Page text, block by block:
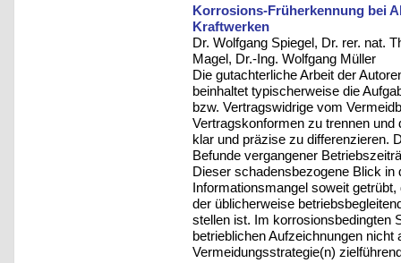
Korrosions-Früherkennung bei
Kraftwerken
Dr. Wolfgang Spiegel, Dr. rer. nat.
Magel, Dr.-Ing. Wolfgang Müller
Die gutachterliche Arbeit der
beinhaltet typischerweise die
bzw. Vertragswidrige vom
Vertragskonformen zu trennen
klar und präzise zu differenzieren.
Befunde vergangener
Dieser schadensbezogene Blick in
Informationsmangel soweit
der üblicherweise
stellen ist. Im korrosionsbedingten
betrieblichen Aufzeichnungen
Vermeidungsstrategie(n)